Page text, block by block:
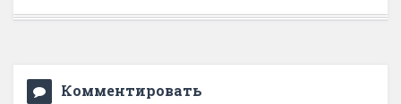
Комментировать